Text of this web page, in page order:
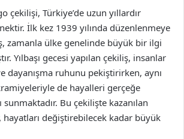
çekilişi, Türkiye’de uzun yıllardır
İlk kez 1939 yılında düzenlenmeye
zamanla ülke genelinde büyük bir ilgi
Yılbaşı gecesi yapılan çekiliş, insanlar
dayanışma ruhunu pekiştirirken, aynı
de hayalleri gerçeğe
sunmaktadır. Bu çekilişte kazanılan
değiştirebilecek kadar büyük